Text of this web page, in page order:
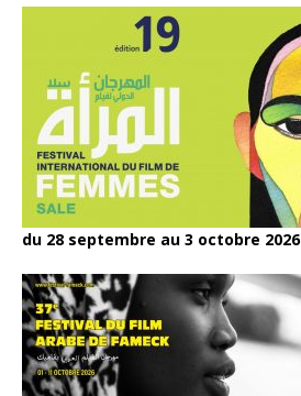
du 28 septembre au 3 octobre 2026